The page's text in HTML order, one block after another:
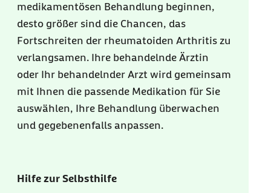
medikamentösen Behandlung beginnen,
desto größer sind die Chancen, das
Fortschreiten der rheumatoiden Arthritis zu
verlangsamen. Ihre behandelnde Ärztin
oder Ihr behandelnder Arzt wird gemeinsam
mit Ihnen die passende Medikation für Sie
auswählen, Ihre Behandlung überwachen
und gegebenenfalls anpassen.
Hilfe zur Selbsthilfe